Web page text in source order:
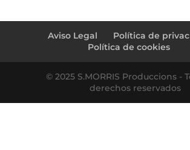
Aviso Legal
Política de
Política de cookies
© 2025 S.MORRIS Produccions -
derechos reservados